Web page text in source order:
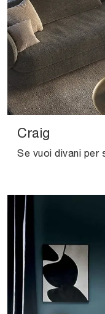
Craig